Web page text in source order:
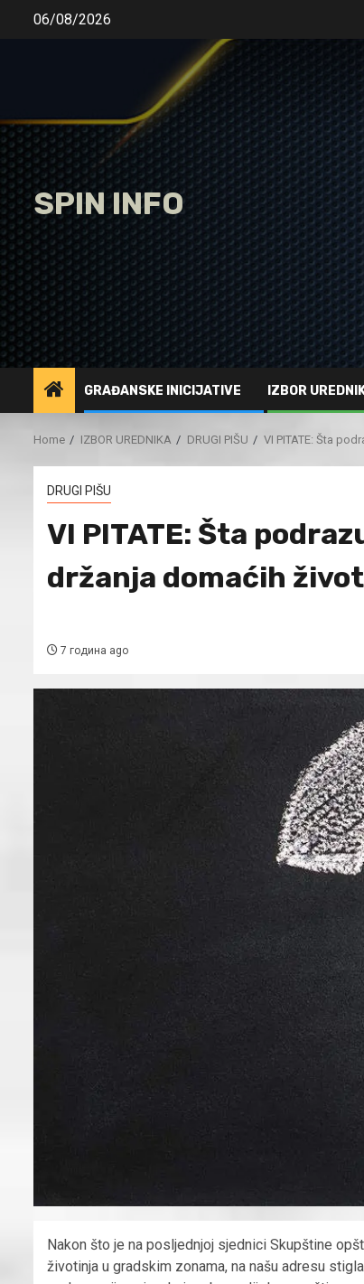
06/08/2026
SPIN INFO
GRAĐANSKE INICIJATIVE IZBOR
Home IZBOR UREDNIKA DRUGI PIŠU VI PITATE: Šta
DRUGI PIŠU
VI PITATE: Šta
držanja domaćih
7 година ago
Nakon što je na posljednjoj sjednici Skupštine
životinja u gradskim zonama, na našu adresu